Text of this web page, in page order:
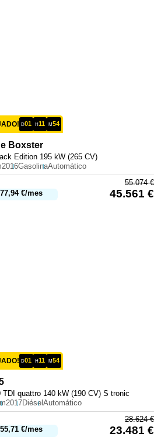
D01 H11 M54
Boxster
Edition 195 kW (265 CV)
2016GasolinaAutomático
€/mes
55.074€
45.561 €
D01 H11 M54
TDI quattro 140 kW (190 CV) S tronic
2017DiéselAutomático
€/mes
28.624€
23.481 €